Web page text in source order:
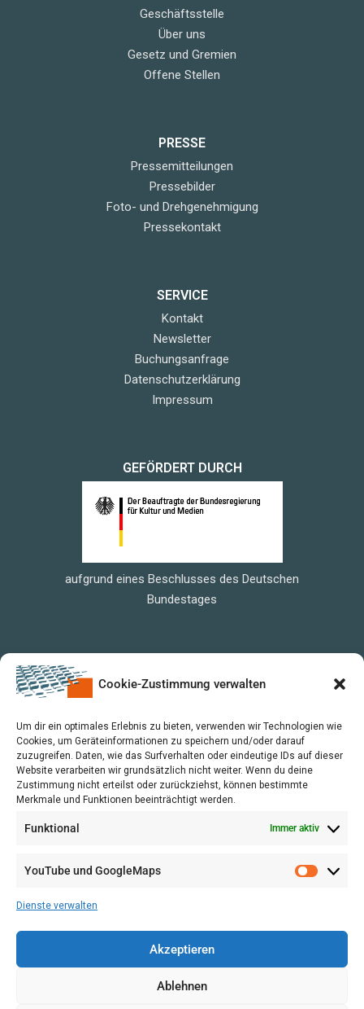
Cookie-Zustimmung verwalten
Um dir ein optimales Erlebnis zu bieten, verwenden wir Technologien wie
Cookies, um Geräteinformationen zu speichern und/oder darauf
zuzugreifen. Daten, wie das Surfverhalten oder eindeutige IDs auf dieser
Website verarbeiten wir grundsätzlich nicht weiter. Wenn du deine
Zustimmung nicht erteilst oder zurückziehst, können bestimmte
Merkmale und Funktionen beeinträchtigt werden.
Funktional Immer aktiv
YouTube und GoogleMaps
Dienste verwalten
Akzeptieren
Ablehnen
Geschäftsstelle
Über uns
Gesetz und Gremien
Offene Stellen
PRESSE
Pressemitteilungen
Pressebilder
Foto- und Drehgenehmigung
Pressekontakt
SERVICE
Kontakt
Newsletter
Buchungsanfrage
Datenschutzerklärung
Impressum
GEFÖRDERT DURCH
aufgrund eines Beschlusses des Deutschen
Bundestages